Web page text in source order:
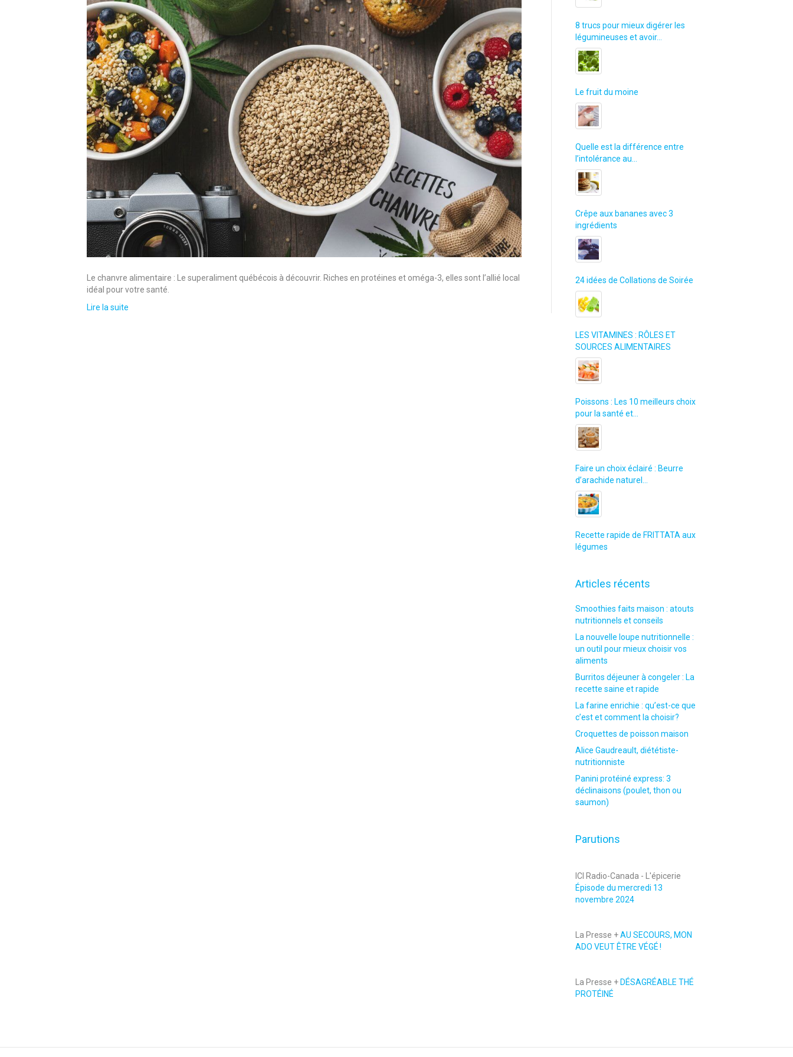
Le chanvre alimentaire : Le superaliment québécois à découvrir. Riches en protéines et oméga-3, elles sont l’allié local
idéal pour votre santé.
Lire la suite
8 trucs pour mieux digérer les
légumineuses et avoir…
Le fruit du moine
Quelle est la différence entre
l’intolérance au…
Crêpe aux bananes avec 3
ingrédients
24 idées de Collations de Soirée
LES VITAMINES : RÔLES ET
SOURCES ALIMENTAIRES
Poissons : Les 10 meilleurs choix
pour la santé et…
Faire un choix éclairé : Beurre
d’arachide naturel…
Recette rapide de FRITTATA aux
légumes
Articles récents
Smoothies faits maison : atouts
nutritionnels et conseils
La nouvelle loupe nutritionnelle :
un outil pour mieux choisir vos
aliments
Burritos déjeuner à congeler : La
recette saine et rapide
La farine enrichie : qu’est-ce que
c’est et comment la choisir?
Croquettes de poisson maison
Alice Gaudreault, diététiste-
nutritionniste
Panini protéiné express: 3
déclinaisons (poulet, thon ou
saumon)
Parutions
ICI Radio-Canada - L'épicerie
Épisode du mercredi 13
novembre 2024
La Presse +AU SECOURS, MON
ADO VEUT ÊTRE VÉGÉ !
La Presse + DÉSAGRÉABLE THÉ
PROTÉINÉ